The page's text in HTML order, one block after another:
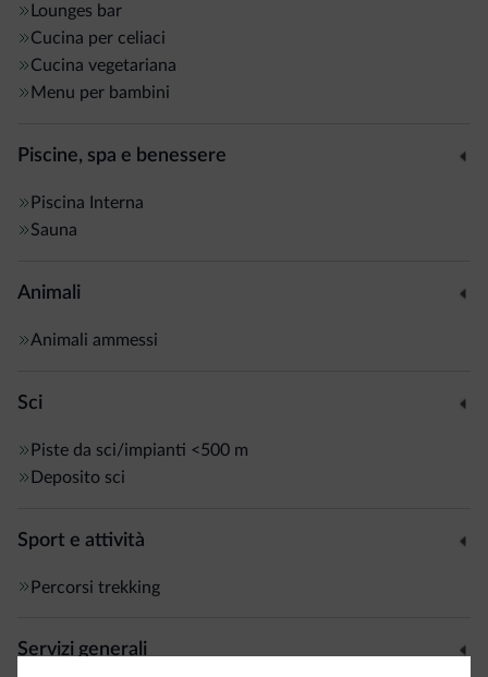
Lounges bar
Cucina per celiaci
Cucina vegetariana
Menu per bambini
Piscine, spa e benessere
Piscina
Interna
Sauna
Animali
Animali ammessi
Sci
Piste da sci/impianti <500 m
Deposito sci
Sport e attività
Percorsi trekking
Servizi generali